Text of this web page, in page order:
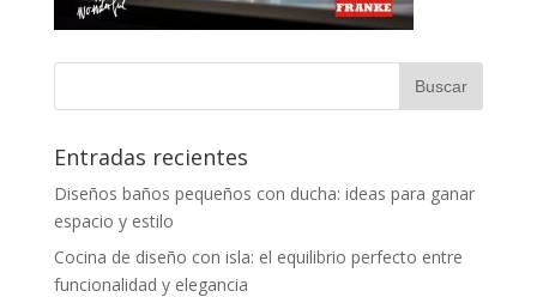
Entradas recientes
Diseños baños pequeños con ducha: ideas para ganar
espacio y estilo
Cocina de diseño con isla: el equilibrio perfecto entre
funcionalidad y elegancia